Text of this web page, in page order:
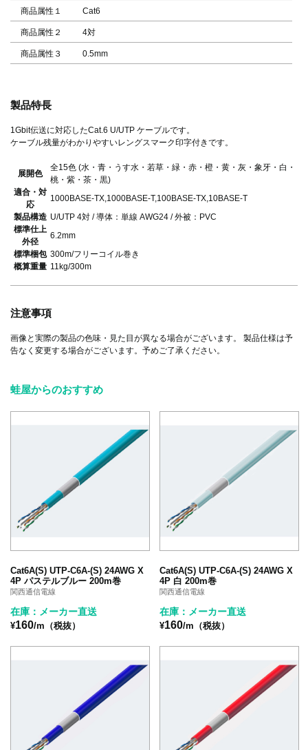
商品属性１ Cat6
商品属性２ 4対
商品属性３ 0.5mm
製品特長
1Gbit伝送に対応したCat.6 U/UTP ケーブルです。
ケーブル残量がわかりやすいレングスマーク印字付きです。
展開色
全15色 (水・青・うす水・若草・緑・赤・橙・黄・灰・象牙・白・
桃・紫・茶・黒)
適合・対
応
1000BASE-TX,1000BASE-T,100BASE-TX,10BASE-T
製品構造 U/UTP 4対 / 導体：単線 AWG24 / 外被：PVC
標準仕上
外径
6.2mm
標準梱包 300m/フリーコイル巻き
概算重量 11kg/300m
注意事項
画像と実際の製品の色味・見た目が異なる場合がございます。 製品仕様は予
告なく変更する場合がございます。予めご了承ください。
蛙屋からのおすすめ
Cat6A(S) UTP-C6A-(S) 24AWG X
4P パステルブルー 200m巻
関西通信電線
在庫：メーカー直送
¥160/m（税抜）
Cat6A(S) UTP-C6A-(S) 24AWG X
4P 白 200m巻
関西通信電線
在庫：メーカー直送
¥160/m（税抜）